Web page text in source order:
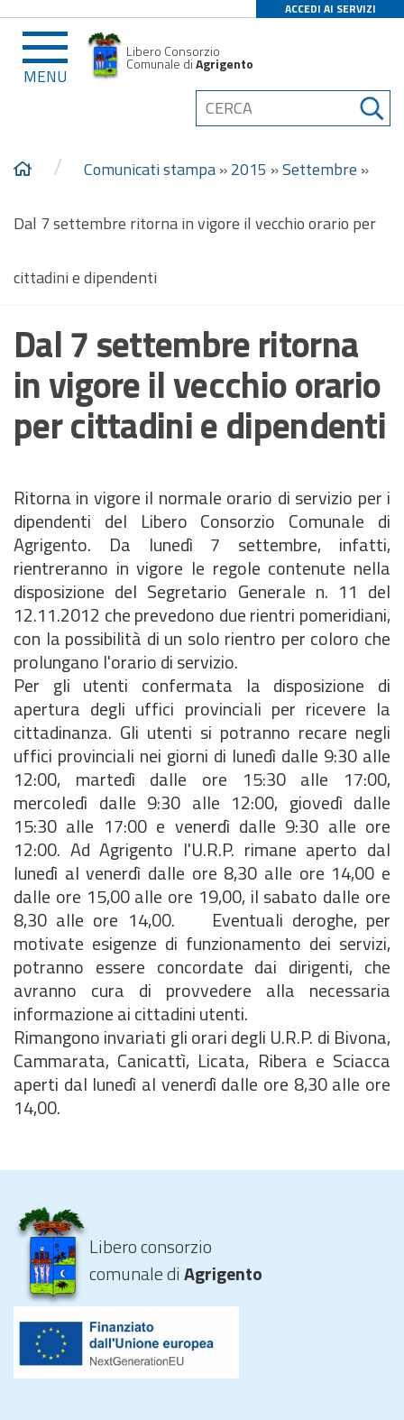
ACCEDI AI SERVIZI
MENU
Libero Consorzio
Comunale diAgrigento
/ Comunicati stampa»2015 »Settembre »
Dal 7 settembre ritorna in vigore il vecchio orario per
cittadini e dipendenti
Dal 7 settembre ritorna
in vigore il vecchio orario
per cittadini e dipendenti
Ritorna in vigore il normale orario di servizio per i
dipendenti del Libero Consorzio Comunale di
Agrigento. Da lunedì 7 settembre, infatti,
rientreranno in vigore le regole contenute nella
disposizione del Segretario Generale n. 11 del
12.11.2012 che prevedono due rientri pomeridiani,
con la possibilità di un solo rientro per coloro che
prolungano l'orario di servizio.
Per gli utenti confermata la disposizione di
apertura degli uffici provinciali per ricevere la
cittadinanza. Gli utenti si potranno recare negli
uffici provinciali nei giorni di lunedì dalle 9:30 alle
12:00, martedì dalle ore 15:30 alle 17:00,
mercoledì dalle 9:30 alle 12:00, giovedì dalle
15:30 alle 17:00 e venerdì dalle 9:30 alle ore
12:00. Ad Agrigento l'U.R.P. rimane aperto dal
lunedì al venerdì dalle ore 8,30 alle ore 14,00 e
dalle ore 15,00 alle ore 19,00, il sabato dalle ore
8,30 alle ore 14,00. Eventuali deroghe, per
motivate esigenze di funzionamento dei servizi,
potranno essere concordate dai dirigenti, che
avranno cura di provvedere alla necessaria
informazione ai cittadini utenti.
Rimangono invariati gli orari degli U.R.P. di Bivona,
Cammarata, Canicattì, Licata, Ribera e Sciacca
aperti dal lunedì al venerdì dalle ore 8,30 alle ore
14,00.
Libero consorzio
comunale diAgrigento